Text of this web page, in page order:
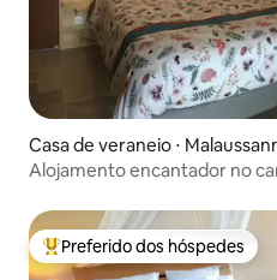
Casa de veraneio ⋅
Alojamento encantador no
Entre os melhores preferidos
Preferido dos hóspedes